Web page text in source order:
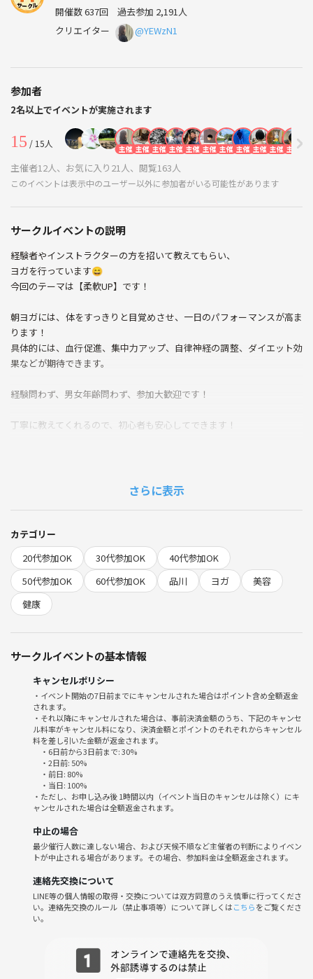
開催数 637回 過去参加 2,191人
クリエイター
@YEWzN1
参加者
2名以上でイベントが実施されます
15 / 15人 主催 主催 主催 主催 主催 主催 主催 主催 主催 主催 主催
主催者12人、お気に入り21人、閲覧163人
このイベントは表示中のユーザー以外に参加者がいる可能性があります
サークルイベントの説明
経験者やインストラクターの方を招いて教えてもらい、
ヨガを行っています😄
今回のテーマは【柔軟UP】です！
朝ヨガには、体をすっきりと目覚めさせ、一日のパフォーマンスが高ま
ります！
具体的には、血行促進、集中力アップ、自律神経の調整、ダイエット効
果などが期待できます。
経験問わず、男女年齢問わず、参加大歓迎です！
丁寧に教えてくれるので、初心者も安心してできます！
ヨガのみと軽食付きがあります。
【概要】
(日程) 8/2(土)10:00~12:00
(会場) スクエア荏原 YTサークル美容部
〒142-0063 東京都品川区荏原4-5-28
都営浅草線「戸越駅」（A3出口）徒歩12分
(参加費) ヨガのみ 1500円
ヨガ＋軽食 2000円
(スケジュール詳細)
9:50 会場集合
10:00 やること確認、ヨガ開始
11:00 ランチ会
12:00 解散
※途中参加、途中退出ありです！
(持ち物)
・着替え
・タオル
・ヨガマットorヨガラグorバスタオル(ない方は事前にご相談くださ
【キャンセルについて】
当日キャンセル -- 100%
さらに表示
カテゴリー
20代参加OK
30代参加OK
40代参加OK
50代参加OK
60代参加OK 品川 ヨガ
美容
健康
サークルイベントの基本情報
キャンセルポリシー
・イベント開始の7日前までにキャンセルされた場合はポイント含め全額返金
されます。
・それ以降にキャンセルされた場合は、事前決済金額のうち、下記のキャンセ
ル料率がキャンセル料になり、決済金額とポイントのそれぞれからキャンセル
料を差し引いた金額が返金されます。
・6日前から3日前まで: 30%
・2日前: 50%
・前日: 80%
・当日: 100%
・ただし、お申し込み後 1時間以内（イベント当日のキャンセルは除く）にキ
ャンセルされた場合は全額返金されます。
中止の場合
最少催行人数に達しない場合、および天候不順など主催者の判断によりイベン
トが中止される場合があります。その場合、参加料金は全額返金されます。
連絡先交換について
LINE等の個人情報の取得・交換については双方同意のうえ慎重に行ってくださ
い。連絡先交換のルール（禁止事項等）について詳しくはこちらをご覧くださ
い。